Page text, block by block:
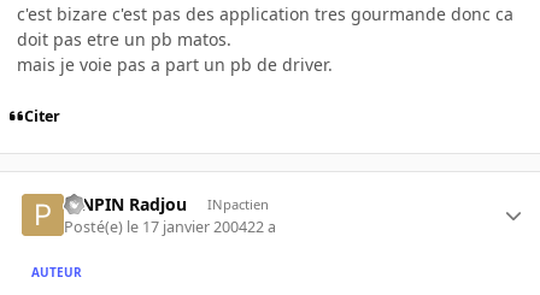
c'est bizare c'est pas des application tres gourmande donc ca
doit pas etre un pb matos.
mais je voie pas a part un pb de driver.
Citer
PINPIN Radjou INpactien
Posté(e) le 17 janvier 200422 a
AUTEUR